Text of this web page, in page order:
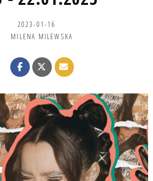
2023-01-16
MILENA MILEWSKA